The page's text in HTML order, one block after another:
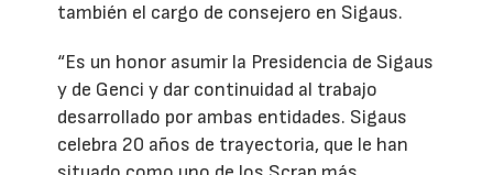
también el cargo de consejero en Sigaus.
“Es un honor asumir la Presidencia de Sigaus
y de Genci y dar continuidad al trabajo
desarrollado por ambas entidades. Sigaus
celebra 20 años de trayectoria, que le han